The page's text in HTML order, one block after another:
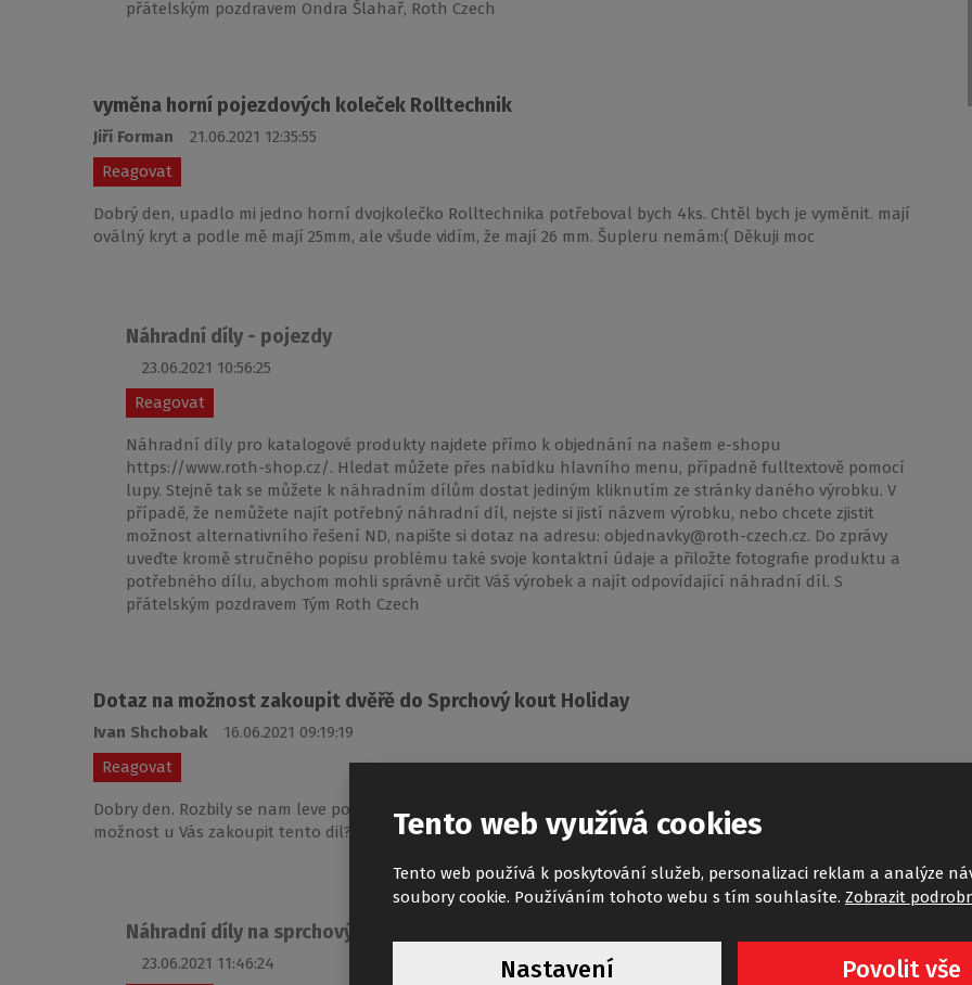
přátelským pozdravem Ondra Šlahař, Roth Czech
vyměna horní pojezdových koleček Rolltechnik
Jiří Forman
21.06.2021 12:35:55
Reagovat
Dobrý den, upadlo mi jedno horní dvojkolečko Rolltechnika potřeboval bych 4ks. Chtěl bych je vyměnit. mají
oválný kryt a podle mě mají 25mm, ale všude vidím, že mají 26 mm. Šupleru nemám:( Děkuji moc
Náhradní díly - pojezdy
23.06.2021 10:56:25
Reagovat
Náhradní díly pro katalogové produkty najdete přímo k objednání na našem e-shopu
https://www.roth-shop.cz/. Hledat můžete přes nabídku hlavního menu, případně fulltextově pomocí
lupy. Stejně tak se můžete k náhradním dílům dostat jediným kliknutím ze stránky daného výrobku. V
případě, že nemůžete najít potřebný náhradní díl, nejste si jistí názvem výrobku, nebo chcete zjistit
možnost alternativního řešení ND, napište si dotaz na adresu: objednavky@roth-czech.cz. Do zprávy
uveďte kromě stručného popisu problému také svoje kontaktní údaje a přiložte fotografie produktu a
potřebného dílu, abychom mohli správně určit Váš výrobek a najít odpovídající náhradní díl. S
přátelským pozdravem Tým Roth Czech
Dotaz na možnost zakoupit dvěřě do Sprchový kout Holiday
Ivan Shchobak
16.06.2021 09:19:19
Reagovat
Dobry den. Rozbily se nam leve posuvne dvěřě od Sprchoveho koutu Holiday 80x80 (matne sklo) Je li
možnost u Vás zakoupit tento dil? EAN 8591010137449
Náhradní díly na sprchový kout HOLIDAY
23.06.2021 11:46:24
Tento web využívá cookies
Tento web používá k poskytování služeb, personalizaci reklam a analýze
soubory cookie. Používáním tohoto webu s tím souhlasíte. Zobrazit
Nastavení Povolit vše